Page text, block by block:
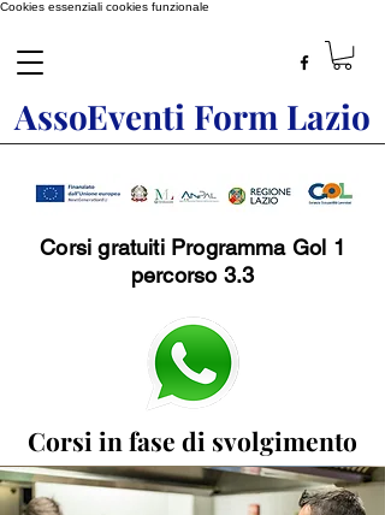
Cookies essenziali cookies funzionale
AssoEventi Form Lazio
Corsi gratuiti Programma Gol 1
percorso 3.3
Corsi in fase di svolgimento